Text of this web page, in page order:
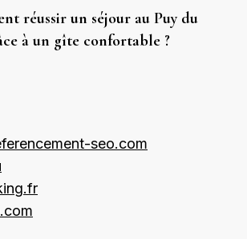
réussir un séjour au Puy du
à un gîte confortable ?
seo.com